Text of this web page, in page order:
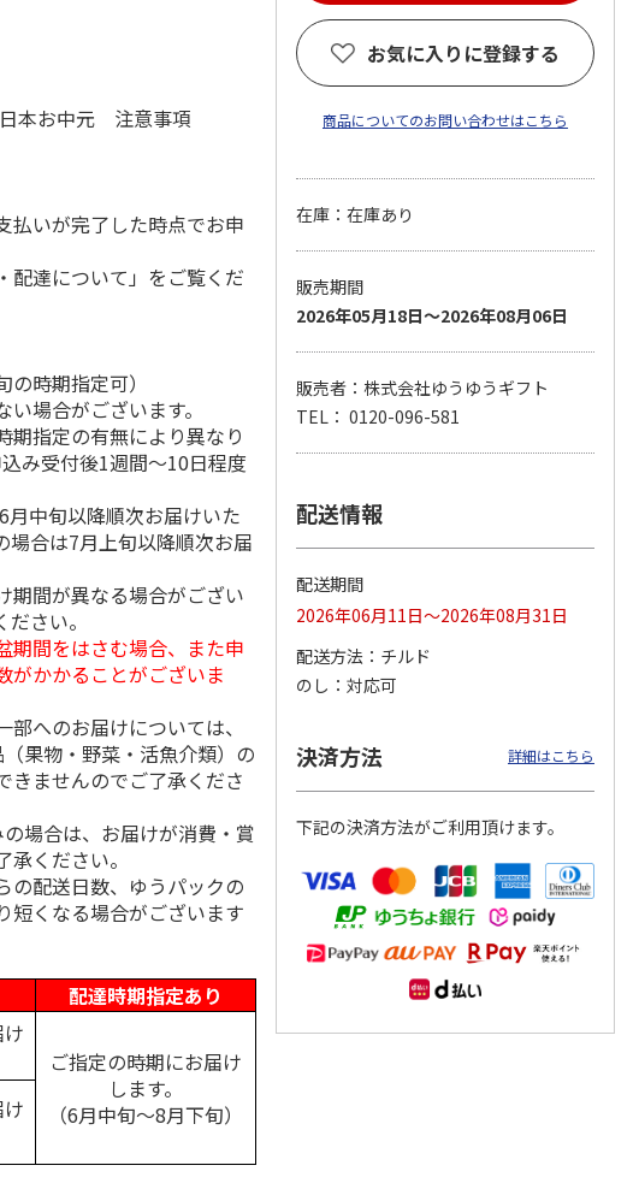
魚＞浜名湖うなぎ蒲
焼４本
5.0（1）
11,800円
＜お中元＞レンジで
簡単焼魚 ５切セッ
5.0（1）
3,780円
呼子朝市ひもの詰合
4.5
（8）
3,300円
(送料・税込)
ト
本お中元 注意事項
いが完了した時点でお申
配達について」をご覧くだ
時期指定可）
場合がございます。
指定の有無により異なり
み受付後1週間～10日程度
中旬以降順次お届けいた
場合は7月上旬以降順次お届
間が異なる場合がござい
さい。
間をはさむ場合、また申
がかかることがございま
へのお届けについては、
果物・野菜・活魚介類）の
きませんのでご了承くださ
場合は、お届けが消費・賞
ください。
配送日数、ゆうパックの
短くなる場合がございます
配達時期指定あり
ご指定の時期にお届け
します。
（6月中旬～8月下旬）
お気に入りに登録する
商品についてのお問い合わせはこちら
在庫：在庫あり
販売期間
2026年05月18日～2026年08月06日
販売者：株式会社ゆうゆうギフト
TEL： 0120-096-581
配送情報
配送期間
2026年06月11日～2026年08月31日
配送方法
チルド
のし
対応可
決済方法 詳細はこちら
下記の決済方法がご利用頂けます。